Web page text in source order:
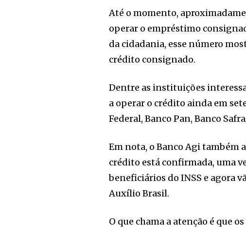
Até o momento,
operar o empréstimo
da cidadania, esse número
crédito consignado.
Dentre as instituições
a operar o crédito ainda em
Federal, Banco Pan, Banco
Em nota, o Banco Agi também
crédito está confirmada, uma
beneficiários do INSS e agora
Auxílio Brasil.
O que chama a atenção é que